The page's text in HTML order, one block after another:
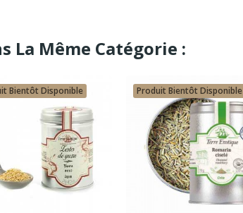
La Même Catégorie :
Bientôt Disponible Produit Bientôt Disponible